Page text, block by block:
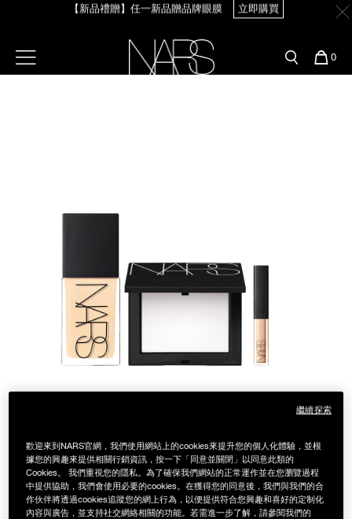
【新品禮贈】任一新品贈品牌眼膜 立即購買
【8.6-8.9 限定】全館最高享14%回饋 立即購買
新客首購輸＜WELCOME＞享9折
選單"
您
0
官網最新活動
預約金曲獎妝容
試用送到家
舊客回購禮遇
彩盤及禮盒組
彩妝服務
彩妝專欄
歡迎來到NARS官網，我們使用網站上的cookies來提升您的個人化體驗，並根
據您的興趣來提供相關行銷資訊，按一下「同意並關閉」以同意此類的
Cookies。 我們重視您的隱私。為了確保我們網站的正常運作並在您瀏覽過程
中提供協助，我們會使用必要的cookies。在獲得您的同意後，我們與我們的合
作伙伴將透過cookies追蹤您的網上行為，以便提供符合您興趣和喜好的定制化
內容與廣告，並支持社交網絡相關的功能。若需進一步了解，請參閱我們的
繼續探索